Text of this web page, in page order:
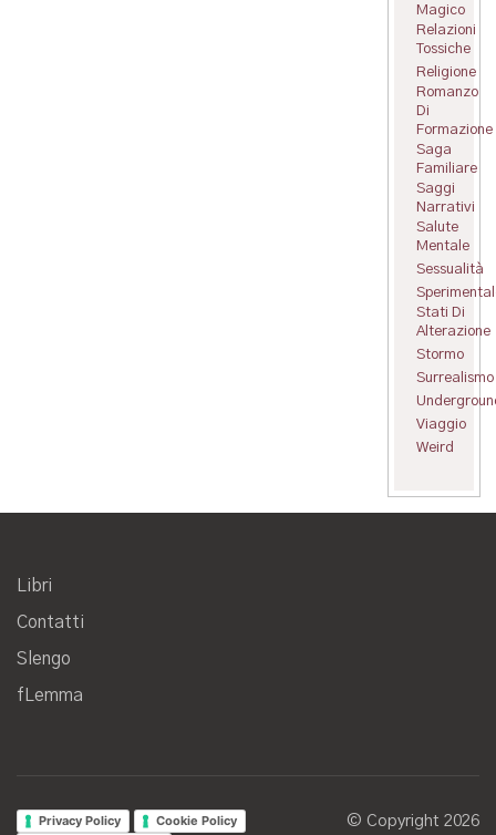
Magico
Relazioni
Tossiche
Religione
Romanzo
Di
Formazione
Saga
Familiare
Saggi
Narrativi
Salute
Mentale
Sessualità
Stati Di
Alterazione
Stormo
Surrealismo
Viaggio
Weird
Libri
Contatti
Slengo
fLemma
© Copyright 2026
Privacy Policy Cookie Policy